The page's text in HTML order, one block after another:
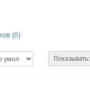
(0)
Показывать: